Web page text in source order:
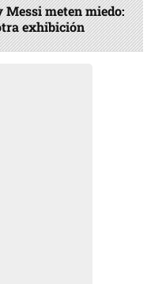
Messi meten miedo:
exhibición